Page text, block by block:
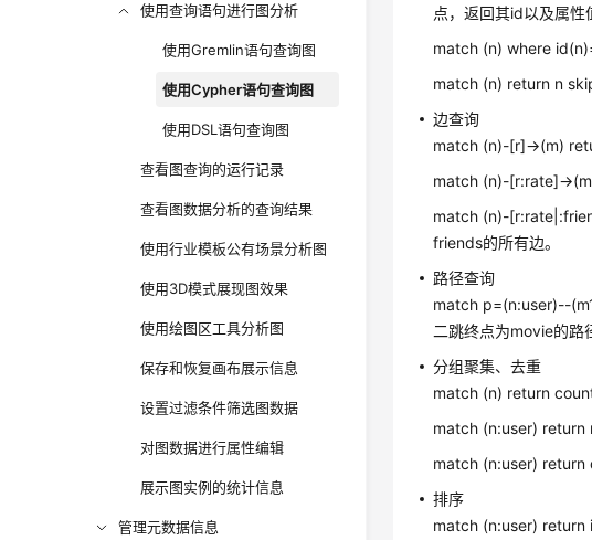
使用查询语句进行图分析
使用Gremlin语句查询图
使用Cypher语句查询图
使用DSL语句查询图
查看图查询的运行记录
查看图数据分析的查询结果
使用行业模板公有场景分析图
使用3D模式展现图效果
使用绘图区工具分析图
保存和恢复画布展示信息
设置过滤条件筛选图数据
对图数据进行属性编辑
展示图实例的统计信息
管理元数据信息
点，返回其id以及属性
match (n) where
match (n) return n
边查询
match (n)-[r]->(m)
match (n)-[r:rate]-
match (n)-
friends的所有边。
路径查询
match p=(n:user)--
二跳终点为movie的路
分组聚集、去重
match (n) return
match (n:user) return
match (n:user) return
排序
match (n:user) return